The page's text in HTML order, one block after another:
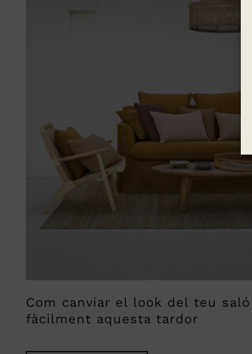
Com canviar el look del teu saló
fàcilment aquesta tardor